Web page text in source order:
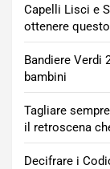
Capelli Lisci e
ottenere
Bandiere Verdi
bambini
Tagliare
il retroscena
Decifrare i